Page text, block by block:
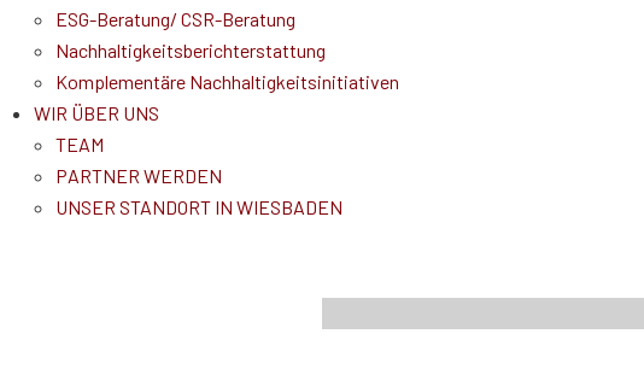
ESG-Beratung/ CSR-Beratung
Nachhaltigkeitsberichterstattung
Komplementäre Nachhaltigkeitsinitiativen
WIR ÜBER UNS
TEAM
PARTNER WERDEN
UNSER STANDORT IN WIESBADEN